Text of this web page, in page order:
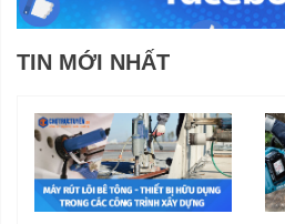
TIN MỚI NHẤT